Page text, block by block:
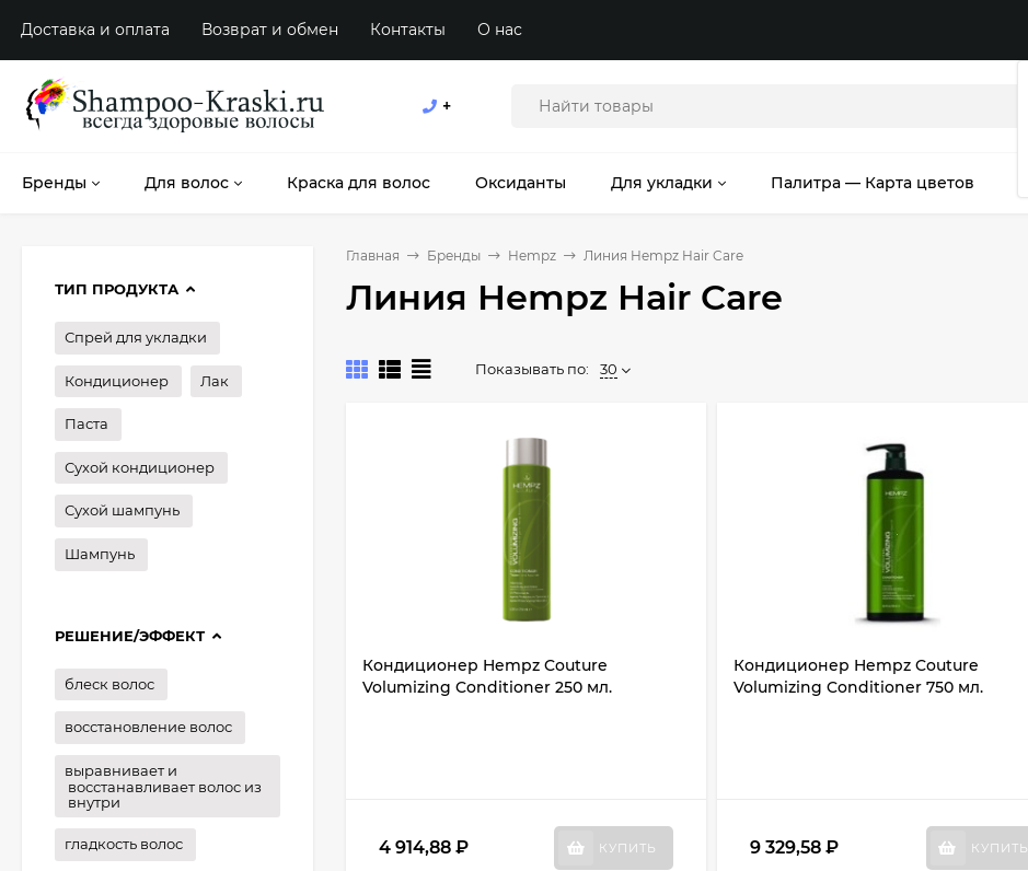
Доставка и оплата Возврат и обмен Контакты О нас
+
Бренды Для волос Краска для волос Оксиданты Для укладки Палитра — Карта цветов
Главная Бренды Hempz Линия Hempz Hair Care
Линия Hempz Hair Care
Показывать по: 30
Кондиционер Hempz Couture
Volumizing Conditioner 250 мл.
4 914,88 ₽ КУПИТЬ
Кондиционер Hempz Couture
Volumizing Conditioner 750 мл.
9 329,58₽ КУПИТЬ
ТИП ПРОДУКТА
Спрей для укладки
Кондиционер Лак
Паста
Сухой кондиционер
Сухой шампунь
Шампунь
РЕШЕНИЕ/ЭФФЕКТ
блеск волос
восстановление волос
выравнивает и
восстанавливает волос из
внутри
гладкость волос